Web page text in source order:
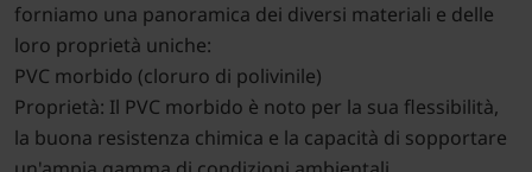
forniamo una panoramica dei diversi materiali e delle
loro proprietà uniche:
PVC morbido (cloruro di polivinile)
Proprietà: Il PVC morbido è noto per la sua flessibilità,
la buona resistenza chimica e la capacità di sopportare